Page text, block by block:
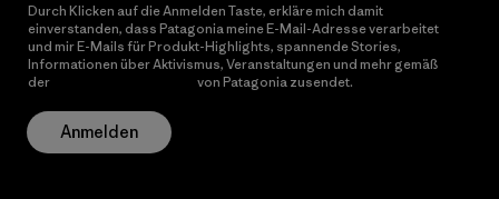
Durch Klicken auf die Anmelden Taste, erkläre mich damit
einverstanden, dass Patagonia meine E-Mail-Adresse verarbeitet
und mir E-Mails für Produkt-Highlights, spannende Stories,
Informationen über Aktivismus, Veranstaltungen und mehr gemäß
der
von Patagonia zusendet.
Anmelden